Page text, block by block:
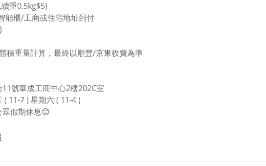
重0.5kg$5)
能櫃/工商或住宅地址到付
積重量計算，最終以順豐/京東收費為準
號華成工商中心2樓202C室
( 11-7 ) 星期六 ( 11-4 )
假期休息😊